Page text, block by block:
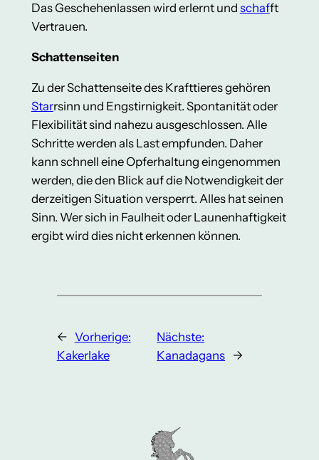
Das Geschehenlassen wird erlernt und schafft
Vertrauen.
Schattenseiten
Zu der Schattenseite des Krafttieres gehören
Starrsinn und Engstirnigkeit. Spontanität oder
Flexibilität sind nahezu ausgeschlossen. Alle
Schritte werden als Last empfunden. Daher
kann schnell eine Opferhaltung eingenommen
werden, die den Blick auf die Notwendigkeit der
derzeitigen Situation versperrt. Alles hat seinen
Sinn. Wer sich in Faulheit oder Launenhaftigkeit
ergibt wird dies nicht erkennen können.
← Vorherige:
Kakerlake
Nächste:
Kanadagans →